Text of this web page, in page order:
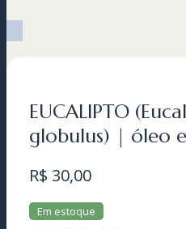
EUCALIPTO
globulus) | óleo
R$ 30,00
Em estoque